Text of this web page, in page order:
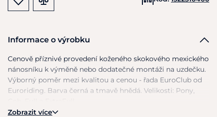
Informace o výrobku
Cenově příznivé provedení koženého skokového mexického
nánosníku k výměně nebo dodatečné montáži na uzdečku.
Výborný poměr mezi kvalitou a cenou - řada EuroClub od
Euroriding. Barva černá a tmavě hnědá. Velikosti: Pony,
Zobrazit více